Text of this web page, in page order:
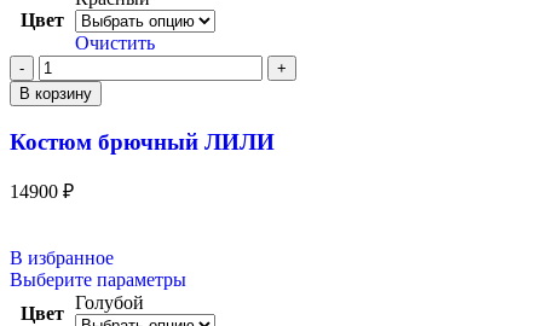
Цвет
Очистить
В корзину
Костюм брючный ЛИЛИ
14900 ₽
В избранное
Выберите параметры
Цвет
Голубой